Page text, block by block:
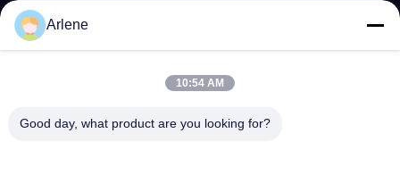
ঘটনা ও খবর
প্রশ্নাবলী
Arlene
10:54 AM
Good day, what product are you looking for?